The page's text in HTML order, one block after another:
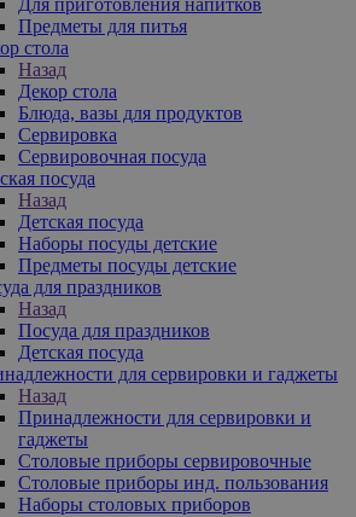
Предметы для питья
стола
Назад
Декор стола
Блюда, вазы для продуктов
Сервировка
Сервировочная посуда
посуда
Назад
Детская посуда
Наборы посуды детские
Предметы посуды детские
для праздников
Назад
Посуда для праздников
Детская посуда
для сервировки и гаджеты
Назад
Принадлежности для сервировки и
гаджеты
Столовые приборы сервировочные
Столовые приборы инд. пользования
Наборы столовых приборов